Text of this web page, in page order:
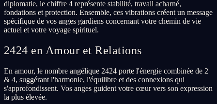
diplomatie, le chiffre 4 représente stabilité, travail acharné,
fondations et protection. Ensemble, ces vibrations créent un message
spécifique de vos anges gardiens concernant votre chemin de vie
actuel et votre voyage spirituel.
2424 en Amour et Relations
En amour, le nombre angélique 2424 porte l'énergie combinée de 2
& 4, suggérant l'harmonie, l'équilibre et des connexions qui
s'approfondissent. Vos anges guident votre cœur vers son expression
la plus élevée.